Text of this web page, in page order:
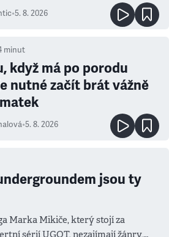
•5. 8. 2026
minut
když má po porodu
nutné začít brát vážně
•5. 8. 2026
jsou ty
Marka Mikiče, který stojí za
sérií UGOT, nezajímají žánry,